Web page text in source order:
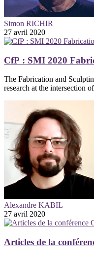
Simon RICHIR
27 avril 2020
CfP : SMI 2020
The Fabrication and
research at the intersection
Alexandre KABIL
27 avril 2020
Articles de la